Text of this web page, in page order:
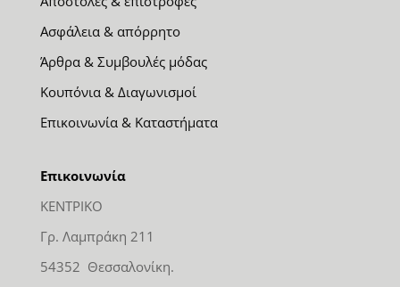
Ασφάλεια & απόρρητο
Άρθρα & Συμβουλές μόδας
Κουπόνια & Διαγωνισμοί
Επικοινωνία & Καταστήματα
Επικοινωνία
ΚΕΝΤΡΙΚΟ
Γρ. Λαμπράκη 211
54352 Θεσσαλονίκη.